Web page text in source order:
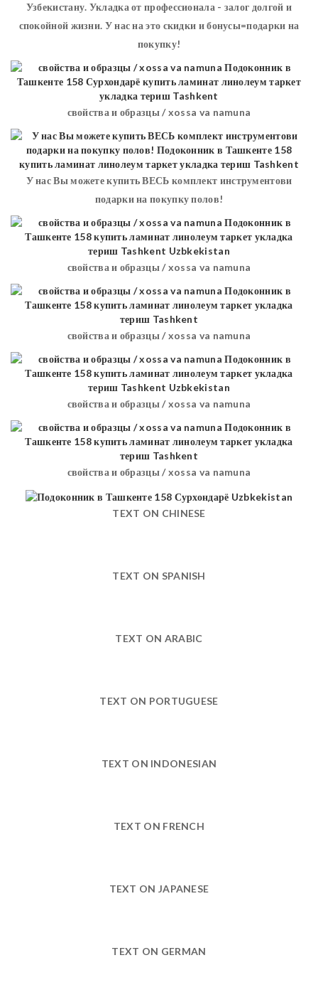
Узбекистану. Укладка от профессионала - залог долгой и
спокойной жизни. У нас на это скидки и бонусы=подарки на
покупку!
свойства и образцы / xossa va namuna
У нас Вы можете купить ВЕСЬ комплект инструментови
подарки на покупку полов!
свойства и образцы / xossa va namuna
свойства и образцы / xossa va namuna
свойства и образцы / xossa va namuna
свойства и образцы / xossa va namuna
TEXT ON CHINESE
TEXT ON SPANISH
TEXT ON ARABIC
TEXT ON PORTUGUESE
TEXT ON INDONESIAN
TEXT ON FRENCH
TEXT ON JAPANESE
TEXT ON GERMAN